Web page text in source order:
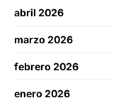
abril 2026
marzo 2026
febrero 2026
enero 2026